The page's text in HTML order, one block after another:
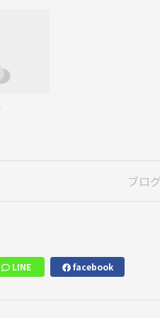
ブロ
LINE facebook